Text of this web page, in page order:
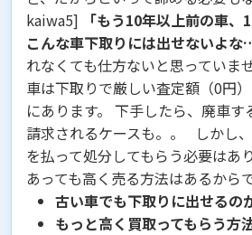
kaiwa5]
「もう10年以上前の車、
こんな車下取りには出せないよな
れなくても仕方ないと思っていま
車は下取りで厳しい査定額（0円
にあります。 下手したら、 廃車す
請求されるケースも。。 しかし
を払って処分してもらう必要はあ
あっても高く売る方法はあるから
古い車でも下取りに出せるの
もっと高く買取ってもらう方